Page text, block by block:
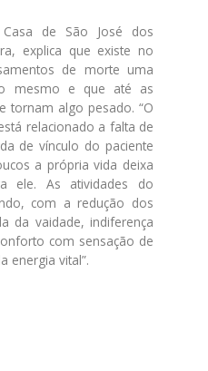
de São José dos
explica que existe no
de morte uma
mesmo e que até as
tornam algo pesado. “O
relacionado a falta de
de vínculo do paciente
a própria vida deixa
ele. As atividades do
com a redução dos
da vaidade, indiferença
com sensação de
energia vital”.